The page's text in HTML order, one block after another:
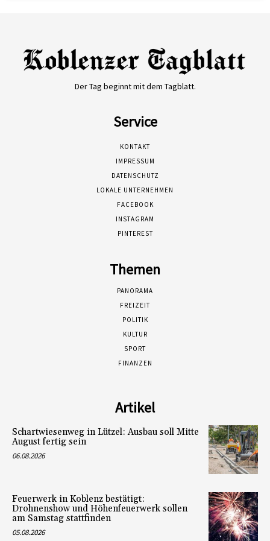
Der Tag beginnt mit dem Tagblatt.
Service
KONTAKT
IMPRESSUM
DATENSCHUTZ
LOKALE UNTERNEHMEN
FACEBOOK
INSTAGRAM
PINTEREST
Themen
PANORAMA
FREIZEIT
POLITIK
KULTUR
SPORT
FINANZEN
Artikel
Schartwiesenweg in Lützel: Ausbau soll Mitte
August fertig sein
06.08.2026
Feuerwerk in Koblenz bestätigt:
Drohnenshow und Höhenfeuerwerk sollen
am Samstag stattfinden
05.08.2026